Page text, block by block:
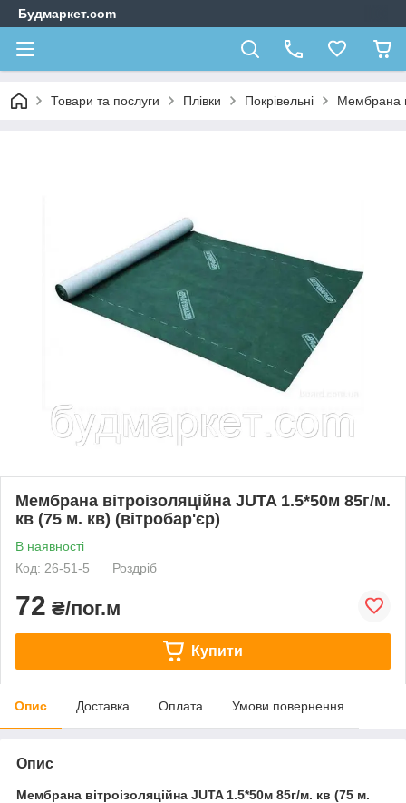
Будмаркет.com
Товари та послуги Плівки Покрівельні Мембрана
Мембрана вітроізоляційна JUTA 1.5*50м 85г/м.
кв (75 м. кв) (вітробар'єр)
В наявності
Код: 26-51-5
Роздріб
72 ₴/пог.м
Купити
Опис Доставка Оплата Умови повернення
Опис
Мембрана вітроізоляційна JUTA 1.5*50м 85г/м. кв (75 м.